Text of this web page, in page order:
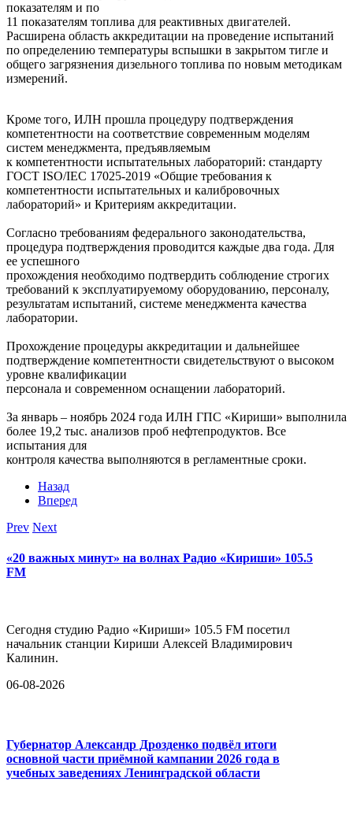
показателям и по
11 показателям топлива для реактивных двигателей.
Расширена область аккредитации на проведение испытаний
по определению температуры вспышки в закрытом тигле и
общего загрязнения дизельного топлива по новым методикам
измерений.
Кроме того, ИЛН прошла процедуру подтверждения
компетентности на соответствие современным моделям
систем менеджмента, предъявляемым
к компетентности испытательных лабораторий: стандарту
ГОСТ ISO/IEC 17025-2019 «Общие требования к
компетентности испытательных и калибровочных
лабораторий» и Критериям аккредитации.
Согласно требованиям федерального законодательства,
процедура подтверждения проводится каждые два года. Для
ее успешного
прохождения необходимо подтвердить соблюдение строгих
требований к эксплуатируемому оборудованию, персоналу,
результатам испытаний, системе менеджмента качества
лаборатории.
Прохождение процедуры аккредитации и дальнейшее
подтверждение компетентности свидетельствуют о высоком
уровне квалификации
персонала и современном оснащении лабораторий.
За январь – ноябрь 2024 года ИЛН ГПС «Кириши» выполнила
более 19,2 тыс. анализов проб нефтепродуктов. Все
испытания для
контроля качества выполняются в регламентные сроки.
Назад
Вперед
Prev Next
«20 важных минут» на волнах Радио «Кириши» 105.5
FM
Сегодня студию Радио «Кириши» 105.5 FM посетил
начальник станции Кириши Алексей Владимирович
Калинин.
06-08-2026
Губернатор Александр Дрозденко подвёл итоги
основной части приёмной кампании 2026 года в
учебных заведениях Ленинградской области